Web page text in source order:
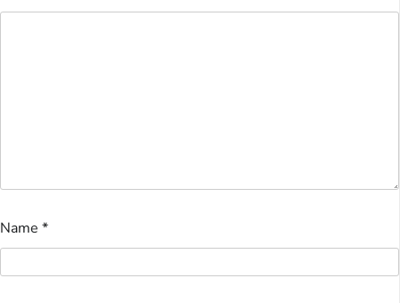
Name *